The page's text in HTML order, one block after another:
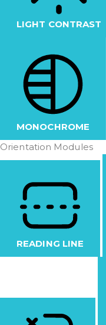
LIGHT CONTRAST
MONOCHROME
Orientation Modules
READING LINE